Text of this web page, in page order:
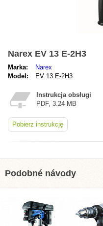
Narex EV 13 E-2H3
Marka:
Narex
Model:
EV 13 E-2H3
Instrukcja obsługi
PDF, 3.24 MB
Pobierz instrukcję
Podobné návody